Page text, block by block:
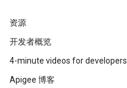
资源
开发者概览
4-minute videos for developers
Apigee 博客